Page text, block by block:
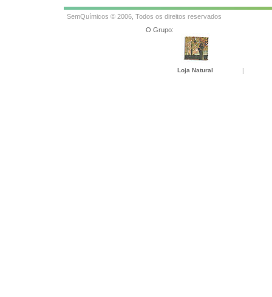
SemQuímicos © 2006, Todos os direitos reservados
O Grupo:
Loja Natural |